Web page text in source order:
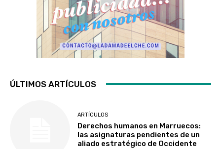
ÚLTIMOS ARTÍCULOS
ARTÍCULOS
Derechos humanos en Marruecos:
las asignaturas pendientes de un
aliado estratégico de Occidente